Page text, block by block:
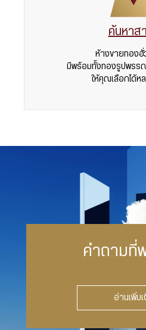
ค้นหาส
ห้างขายทองฮั่
มีพร้อมทั้งทองรูปพรร
ให้คุณเลือกได้ห
คำถามที่
อ่านเพิ่มเ